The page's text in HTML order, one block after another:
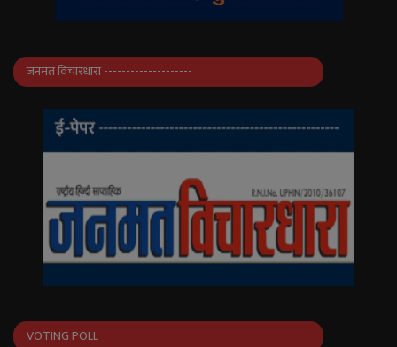
जनमत विचारधारा --------------------
VOTING POLL